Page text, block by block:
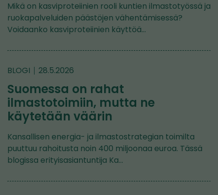
Mikä on kasviproteiinien rooli kuntien ilmastotyössä ja
ruokapalveluiden päästöjen vähentämisessä?
Voidaanko kasviproteiinien käyttöä…
BLOGI 28.5.2026
Suomessa on rahat
ilmastotoimiin, mutta ne
käytetään väärin
Kansallisen energia- ja ilmastostrategian toimilta
puuttuu rahoitusta noin 400 miljoonaa euroa. Tässä
blogissa erityisasiantuntija Ka…